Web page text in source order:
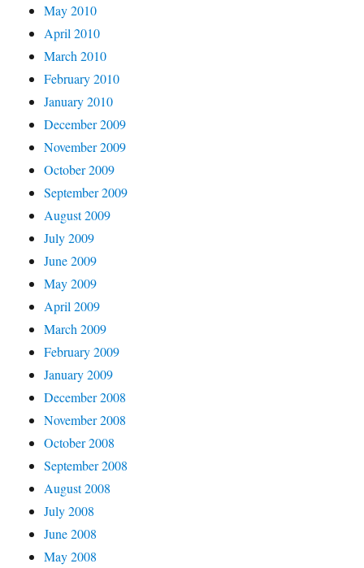
May 2010
April 2010
March 2010
February 2010
January 2010
December 2009
November 2009
October 2009
September 2009
August 2009
July 2009
June 2009
May 2009
April 2009
March 2009
February 2009
January 2009
December 2008
November 2008
October 2008
September 2008
August 2008
July 2008
June 2008
May 2008